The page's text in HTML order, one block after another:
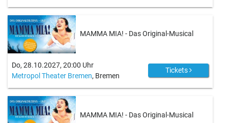
MAMMA MIA! - Das Original-Musical
Do, 28.10.2027, 20:00 Uhr
Metropol Theater Bremen, Bremen
Tickets
MAMMA MIA! - Das Original-Musical